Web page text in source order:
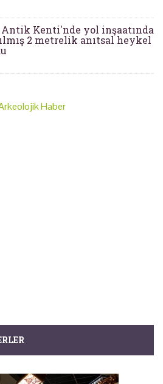
Antik Kenti'nde yol inşaatında
2 metrelik anıtsal heykel